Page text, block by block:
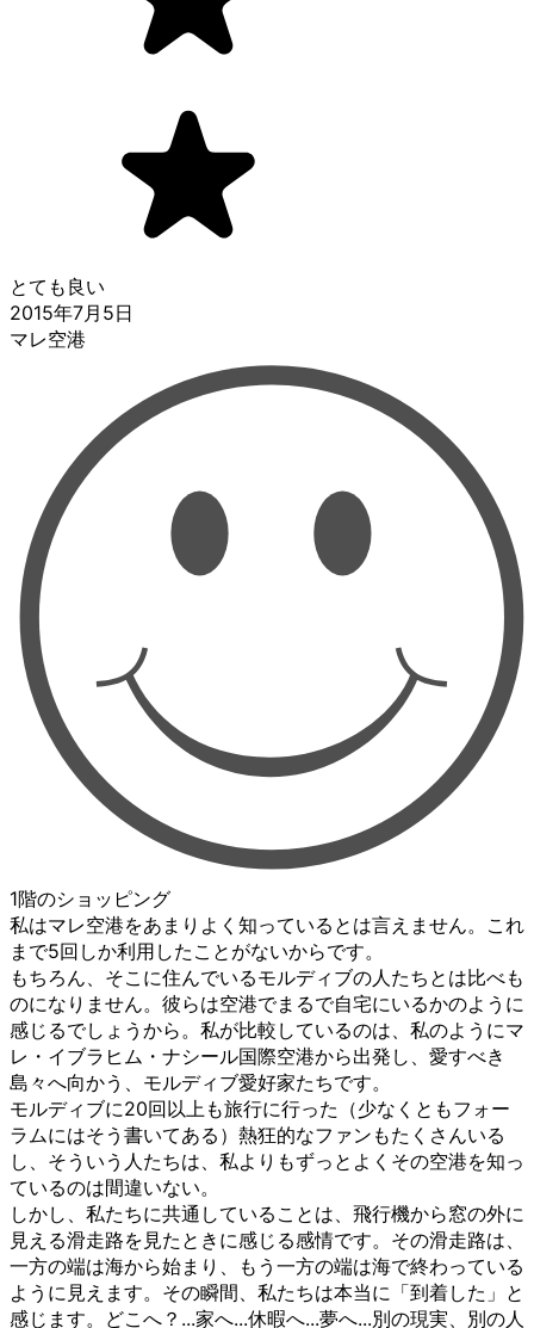
とても良い
2015年7月5日
マレ空港
1階のショッピング
私はマレ空港をあまりよく知っているとは言えません。これ
まで5回しか利用したことがないからです。
もちろん、そこに住んでいるモルディブの人たちとは比べも
のになりません。彼らは空港でまるで自宅にいるかのように
感じるでしょうから。私が比較しているのは、私のようにマ
レ・イブラヒム・ナシール国際空港から出発し、愛すべき
島々へ向かう、モルディブ愛好家たちです。
モルディブに20回以上も旅行に行った（少なくともフォー
ラムにはそう書いてある）熱狂的なファンもたくさんいる
し、そういう人たちは、私よりもずっとよくその空港を知っ
ているのは間違いない。
しかし、私たちに共通していることは、飛行機から窓の外に
見える滑走路を見たときに感じる感情です。その滑走路は、
一方の端は海から始まり、もう一方の端は海で終わっている
ように見えます。その瞬間、私たちは本当に「到着した」と
感じます。どこへ？...家へ...休暇へ...夢へ...別の現実、別の人